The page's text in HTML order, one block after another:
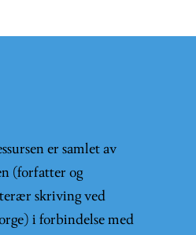
er samlet av
(forfatter og
skriving ved
i forbindelse med